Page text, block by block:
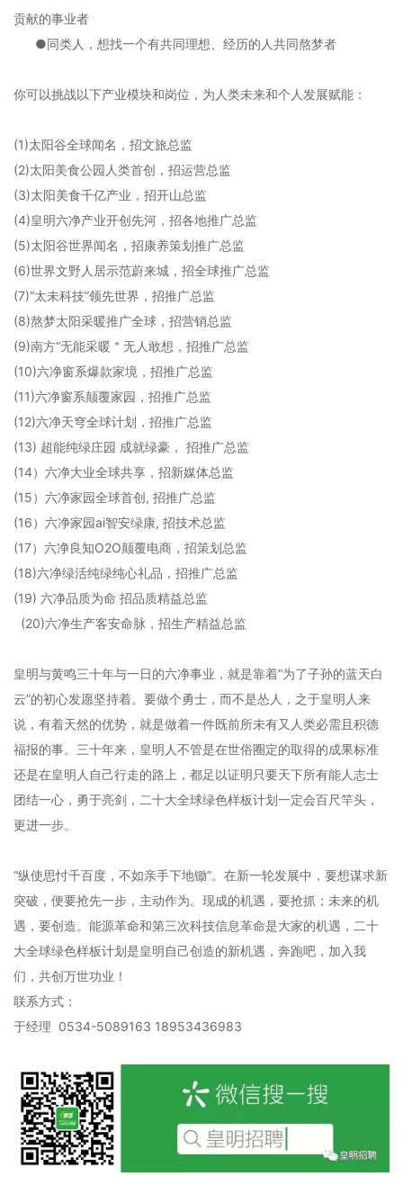
贡献的事业者
●同类人，想找一个有共同理想、经历的人共同熬梦者
你可以挑战以下产业模块和岗位，为人类未来和个人发展赋能：
(1)太阳谷全球闻名，招文旅总监
(2)太阳美食公园人类首创，招运营总监
(3)太阳美食千亿产业，招开山总监
(4)皇明六净产业开创先河，招各地推广总监
(5)太阳谷世界闻名，招康养策划推广总监
(6)世界文野人居示范蔚来城，招全球推广总监
(7)“太未科技”领先世界，招推广总监
(8)熬梦太阳采暖推广全球，招营销总监
(9)南方“无能采暖＂无人敢想，招推广总监
(10)六净窗系爆款家境，招推广总监
(11)六净窗系颠覆家园，招推广总监
(12)六净天穹全球计划，招推广总监
(13) 超能纯绿庄园 成就绿豪， 招推广总监
(14）六净大业全球共享，招新媒体总监
(15）六净家园全球首创, 招推广总监
(16）六净家园ai智安绿康, 招技术总监
(17）六净良知O2O颠覆电商，招策划总监
(18)六净绿活纯绿纯心礼品，招推广总监
(19) 六净品质为命 招品质精益总监
(20)六净生产客安命脉，招生产精益总监
皇明与黄鸣三十年与一日的六净事业，就是靠着“为了子孙的蓝天白
云”的初心发愿坚持着。要做个勇士，而不是怂人，之于皇明人来
说，有着天然的优势，就是做着一件既前所未有又人类必需且积德
福报的事。三十年来，皇明人不管是在世俗圈定的取得的成果标准
还是在皇明人自己行走的路上，都足以证明只要天下所有能人志士
团结一心，勇于亮剑，二十大全球绿色样板计划一定会百尺竿头，
更进一步。
“纵使思忖千百度，不如亲手下地锄”。在新一轮发展中，要想谋求新
突破，便要抢先一步，主动作为。现成的机遇，要抢抓；未来的机
遇，要创造。能源革命和第三次科技信息革命是大家的机遇，二十
大全球绿色样板计划是皇明自己创造的新机遇，奔跑吧，加入我
们，共创万世功业！
联系方式：
于经理 0534-5089163 18953436983